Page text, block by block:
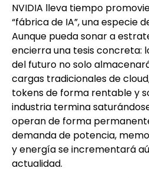
NVIDIA lleva tiempo
“fábrica de IA”, una especie
Aunque pueda sonar a
encierra una tesis concreta:
del futuro no solo
cargas tradicionales de
tokens de forma rentable y
industria termina
operan de forma
demanda de potencia,
y energía se incrementará
actualidad.